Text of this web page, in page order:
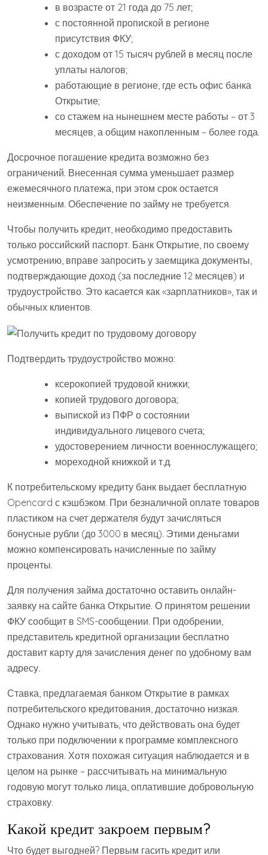
в возрасте от 21 года до 75 лет;
с постоянной пропиской в регионе
присутствия ФКУ;
с доходом от 15 тысяч рублей в месяц после
уплаты налогов;
работающие в регионе, где есть офис банка
Открытие;
со стажем на нынешнем месте работы – от 3
месяцев, а общим накопленным – более года.
Досрочное погашение кредита возможно без
ограничений. Внесенная сумма уменьшает размер
ежемесячного платежа, при этом срок остается
неизменным. Обеспечение по займу не требуется.
Чтобы получить кредит, необходимо предоставить
только российский паспорт. Банк Открытие, по своему
усмотрению, вправе запросить у заемщика документы,
подтверждающие доход (за последние 12 месяцев) и
трудоустройство. Это касается как «зарплатников», так и
обычных клиентов.
Подтвердить трудоустройство можно:
ксерокопией трудовой книжки;
копией трудового договора;
выпиской из ПФР о состоянии
индивидуального лицевого счета;
удостоверением личности военнослужащего;
мореходной книжкой и т.д.
К потребительскому кредиту банк выдает бесплатную
Opencard с кэшбэком. При безналичной оплате товаров
пластиком на счет держателя будут зачисляться
бонусные рубли (до 3000 в месяц). Этими деньгами
можно компенсировать начисленные по займу
проценты.
Для получения займа достаточно оставить онлайн-
заявку на сайте банка Открытие. О принятом решении
ФКУ сообщит в SMS-сообщении. При одобрении,
представитель кредитной организации бесплатно
доставит карту для зачисления денег по удобному вам
адресу.
Ставка, предлагаемая банком Открытие в рамках
потребительского кредитования, достаточно низкая.
Однако нужно учитывать, что действовать она будет
только при подключении к программе комплексного
страхования. Хотя похожая ситуация наблюдается и в
целом на рынке – рассчитывать на минимальную
годовую могут только лица, оплатившие добровольную
страховку.
Какой кредит закроем первым?
Что будет выгодней? Первым гасить кредит или